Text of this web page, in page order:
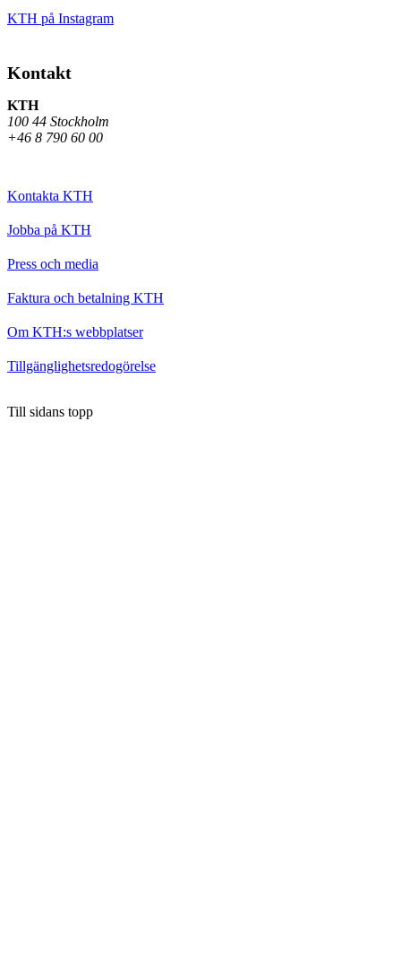
KTH på Instagram
Kontakt
KTH
100 44 Stockholm
+46 8 790 60 00
Kontakta KTH
Jobba på KTH
Press och media
Faktura och betalning KTH
Om KTH:s webbplatser
Tillgänglighetsredogörelse
Till sidans topp